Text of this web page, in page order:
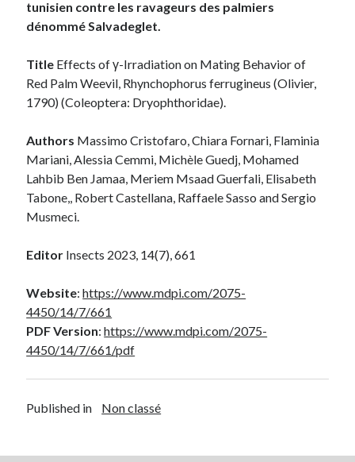
tunisien contre les ravageurs des palmiers
dénommé Salvadeglet.
Title Effects of γ-Irradiation on Mating Behavior of
Red Palm Weevil, Rhynchophorus ferrugineus (Olivier,
1790) (Coleoptera: Dryophthoridae).
Authors Massimo Cristofaro, Chiara Fornari, Flaminia
Mariani, Alessia Cemmi, Michèle Guedj, Mohamed
Lahbib Ben Jamaa, Meriem Msaad Guerfali, Elisabeth
Tabone,, Robert Castellana, Raffaele Sasso and Sergio
Musmeci.
Editor Insects 2023, 14(7), 661
Website:https://www.mdpi.com/2075-
4450/14/7/661
PDF Version:https://www.mdpi.com/2075-
4450/14/7/661/pdf
Published in Non classé